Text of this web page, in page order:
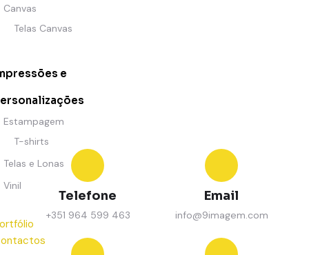
Canvas
Telas Canvas
e
Estampagem
T-shirts
Telas e Lonas
Vinil
Telefone
+351 964 599 463
Email
info@9imagem.com